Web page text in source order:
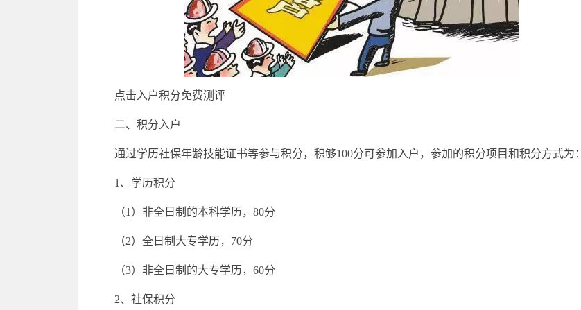
点击入户积分免费测评
二、积分入户
通过学历社保年龄技能证书等参与积分，积够100分可参加入户，参加的积分项目和积分方式为：
1、学历积分
（1）非全日制的本科学历，80分
（2）全日制大专学历，70分
（3）非全日制的大专学历，60分
2、社保积分